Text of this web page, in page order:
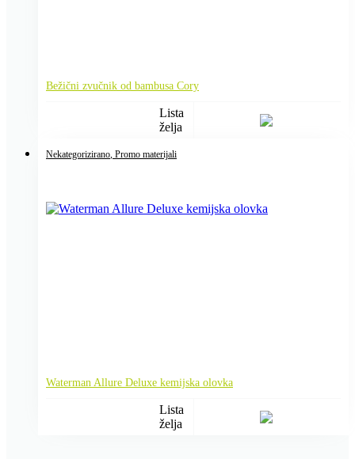
Bežični zvučnik od bambusa Cory
Lista
želja
Nekategorizirano , Promo materijali
Waterman Allure Deluxe kemijska olovka
Lista
želja